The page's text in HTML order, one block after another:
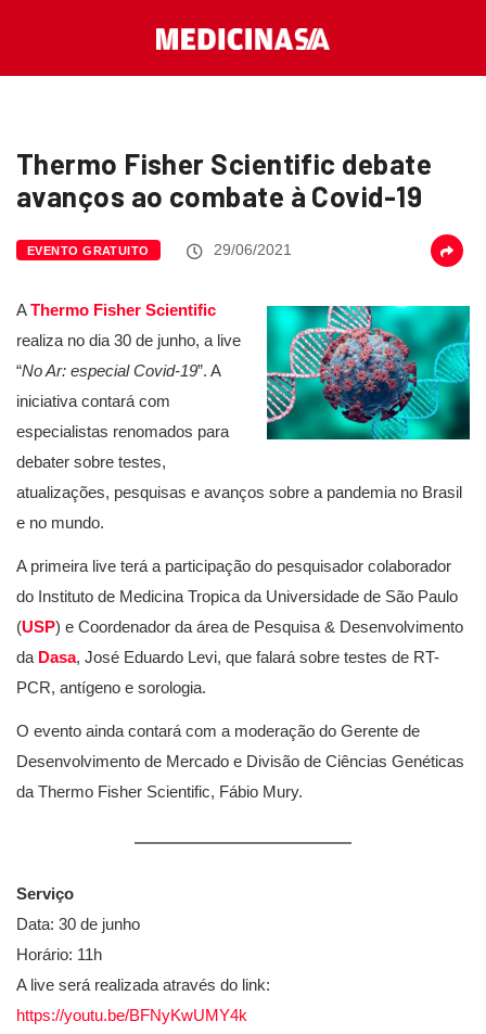
Thermo Fisher Scientific debate
avanços ao combate à Covid-19
EVENTO GRATUITO 29/06/2021
AThermo Fisher Scientific
realiza no dia 30 de junho, a live
“No Ar: especial Covid-19”. A
iniciativa contará com
especialistas renomados para
debater sobre testes,
atualizações, pesquisas e avanços sobre a pandemia no Brasil
e no mundo.
A primeira live terá a participação do pesquisador colaborador
do Instituto de Medicina Tropica da Universidade de São Paulo
(USP) e Coordenador da área de Pesquisa & Desenvolvimento
da Dasa, José Eduardo Levi, que falará sobre testes de RT-
PCR, antígeno e sorologia.
O evento ainda contará com a moderação do Gerente de
Desenvolvimento de Mercado e Divisão de Ciências Genéticas
da Thermo Fisher Scientific, Fábio Mury.
Serviço
Data: 30 de junho
Horário: 11h
A live será realizada através do link:
https://youtu.be/BFNyKwUMY4k